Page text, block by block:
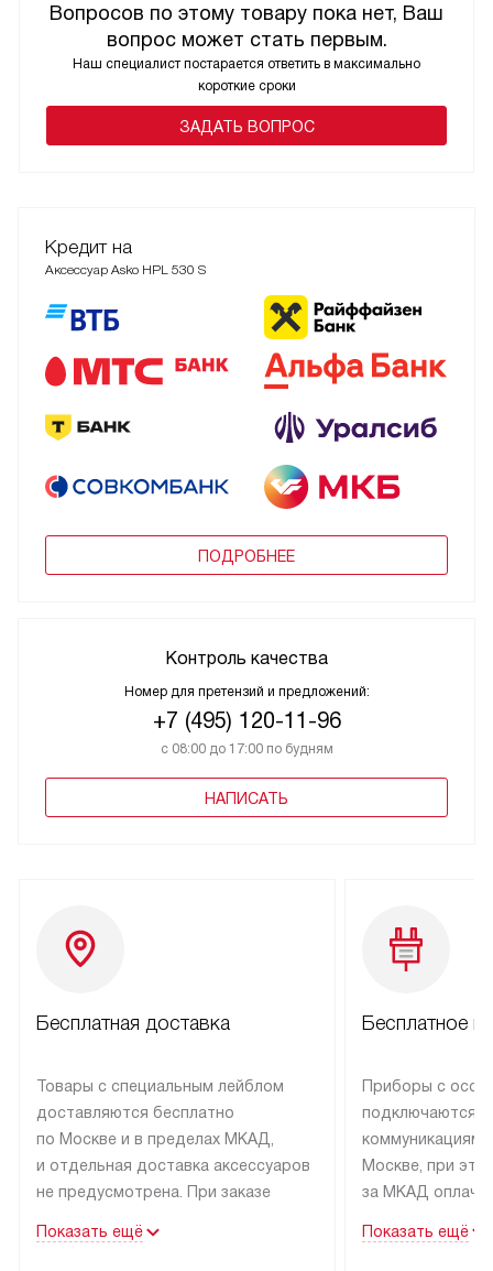
Вопросов по этому товару пока нет, Ваш
вопрос может стать первым.
Наш специалист постарается ответить в максимально
короткие сроки
ЗАДАТЬ ВОПРОС
Кредит на
Аксессуар Asko HPL 530 S
ПОДРОБНЕЕ
Контроль качества
Номер для претензий и предложений:
+7 (495) 120-11-96
с 08:00 до 17:00 по будням
НАПИСАТЬ
Бесплатная доставка
Товары с специальным лейблом
доставляются бесплатно
по Москве и в пределах МКАД,
и отдельная доставка аксессуаров
не предусмотрена. При заказе
рекомендуем обсудить
Показать ещё
Бесплатное
Приборы с
подключаются к
коммуникациям
Москве, при
за МКАД
партнера
Показать ещё